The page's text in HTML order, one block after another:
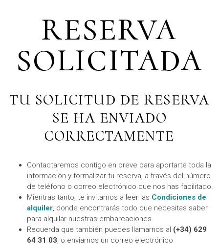
RESERVA
SOLICITADA
TU SOLICITUD DE RESERVA
SE HA ENVIADO
CORRECTAMENTE
Contactaremos contigo en breve para aportarte toda la
información y formalizar tu reserva, a través del número
de teléfono o correo electrónico que nos has facilitado.
Mientras tanto, te invitamos a leer las Condiciones de
alquiler, donde encontrarás todo que necesitas saber
para alquilar nuestras embarcaciones.
Recuerda que también puedes llamarnos al (+34) 629
64 31 03, o enviarnos un correo electrónico